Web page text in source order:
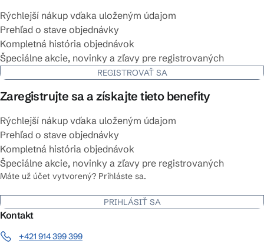
Rýchlejší nákup vďaka uloženým údajom
Prehľad o stave objednávky
Kompletná história objednávok
Špeciálne akcie, novinky a zľavy pre registrovaných
REGISTROVAŤ SA
Zaregistrujte sa a získajte tieto benefity
Rýchlejší nákup vďaka uloženým údajom
Prehľad o stave objednávky
Kompletná história objednávok
Špeciálne akcie, novinky a zľavy pre registrovaných
Máte už účet vytvorený? Prihláste sa.
PRIHLÁSIŤ SA
Kontakt
+421 914 399 399